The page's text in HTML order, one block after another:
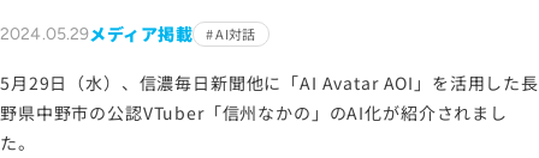
よくあるご質問
2024.05.29メディア掲載 AI対話
5月29日（水）、信濃毎日新聞他に「AI Avatar AOI」を活用した長
野県中野市の公認VTuber「信州なかの」のAI化が紹介されまし
た。